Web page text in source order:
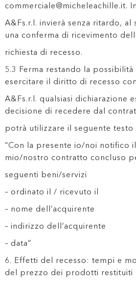
commerciale@micheleachille.it.
A&Fs.r.l. invierà senza ritardo, al
una conferma di ricevimento
richiesta di recesso.
5.3 Ferma restando la
esercitare il diritto di recesso
A&Fs.r.l. qualsiasi dichiarazione
decisione di recedere dal
potrà utilizzare il seguente testo
“Con la presente io/noi notifico
mio/nostro contratto concluso
seguenti beni/servizi
– ordinato il / ricevuto il
– nome dell’acquirente
– indirizzo dell’acquirente
– data”
6. Effetti del recesso: tempi e
del prezzo dei prodotti restituiti